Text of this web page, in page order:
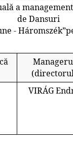
a
de Dansuri
-
VIRÁG